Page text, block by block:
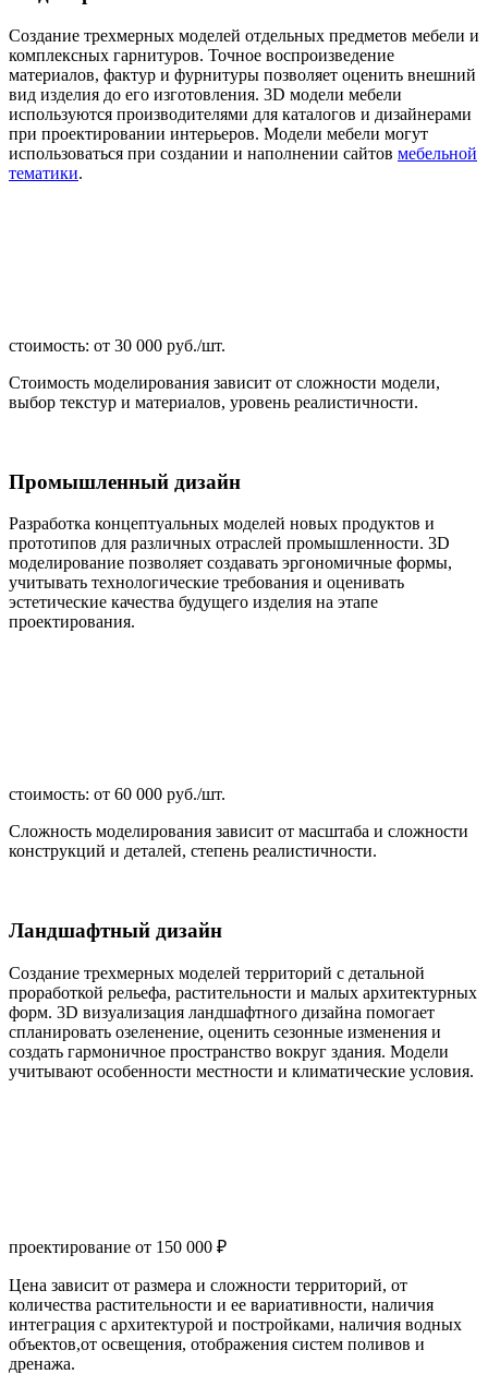
Создание трехмерных моделей отдельных предметов мебели и
комплексных гарнитуров. Точное воспроизведение
материалов, фактур и фурнитуры позволяет оценить внешний
вид изделия до его изготовления. 3D модели мебели
используются производителями для каталогов и дизайнерами
при проектировании интерьеров. Модели мебели могут
использоваться при создании и наполнении сайтов мебельной
тематики.
стоимость: от 30 000 руб./шт.
Стоимость моделирования зависит от сложности модели,
выбор текстур и материалов, уровень реалистичности.
Промышленный дизайн
Разработка концептуальных моделей новых продуктов и
прототипов для различных отраслей промышленности. 3D
моделирование позволяет создавать эргономичные формы,
учитывать технологические требования и оценивать
эстетические качества будущего изделия на этапе
проектирования.
стоимость: от 60 000 руб./шт.
Сложность моделирования зависит от масштаба и сложности
конструкций и деталей, степень реалистичности.
Ландшафтный дизайн
Создание трехмерных моделей территорий с детальной
проработкой рельефа, растительности и малых архитектурных
форм. 3D визуализация ландшафтного дизайна помогает
спланировать озеленение, оценить сезонные изменения и
создать гармоничное пространство вокруг здания. Модели
учитывают особенности местности и климатические условия.
проектирование от 150 000 ₽
Цена зависит от размера и сложности территорий, от
количества растительности и ее вариативности, наличия
интеграция с архитектурой и постройками, наличия водных
объектов,от освещения, отображения систем поливов и
дренажа.